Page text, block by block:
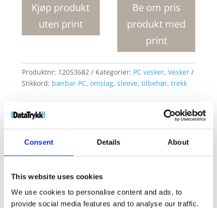
Consent Details About
This website uses cookies
We use cookies to personalise content and ads, to
provide social media features and to analyse our traffic.
cover
antall
Kjøp produkt
uten print
Be om pris
produkt med
print
Produktnr: 12053682 Kategorier: PC vesker, Vesker
Stikkord: bærbar PC, omslag, sleeve, tilbehør, trekk
Kjøp produkt uten print
Dekorasjonsalternativer